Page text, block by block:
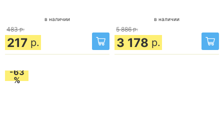
в наличии
483 р.
217 р.
в наличии
5 886 р.
3 178 р.
-63
%